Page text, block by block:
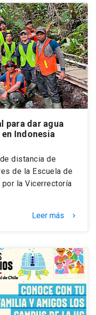
para dar agua
Indonesia
distancia de
de la Escuela de
la Vicerrectoría
Leer más keyboard_arrow_right